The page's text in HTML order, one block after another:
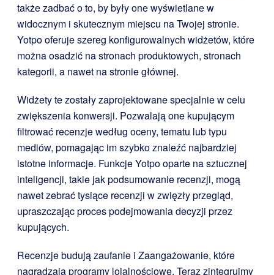
także zadbać o to, by były one wyświetlane w
widocznym i skutecznym miejscu na Twojej stronie.
Yotpo oferuje szereg konfigurowalnych widżetów, które
można osadzić na stronach produktowych, stronach
kategorii, a nawet na stronie głównej.
Widżety te zostały zaprojektowane specjalnie w celu
zwiększenia konwersji. Pozwalają one kupującym
filtrować recenzje według oceny, tematu lub typu
mediów, pomagając im szybko znaleźć najbardziej
istotne informacje. Funkcje Yotpo oparte na sztucznej
inteligencji, takie jak podsumowanie recenzji, mogą
nawet zebrać tysiące recenzji w zwięzły przegląd,
upraszczając proces podejmowania decyzji przez
kupujących.
Recenzje budują zaufanie i Zaangażowanie, które
nagradzają programy lojalnościowe. Teraz zintegrujmy